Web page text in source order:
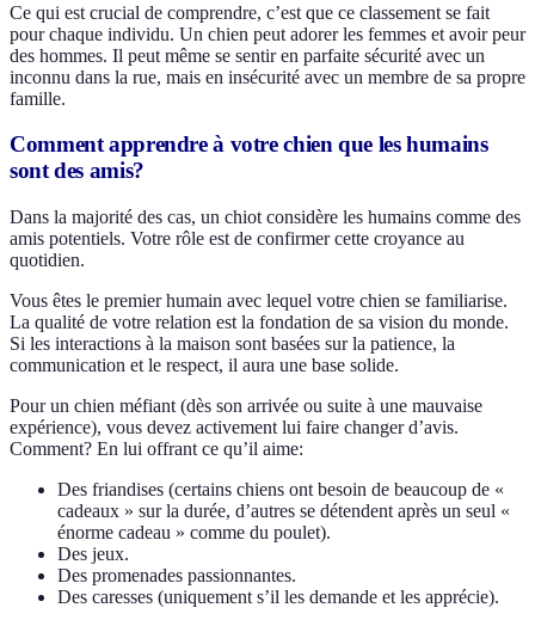
Ce qui est crucial de comprendre, c’est que ce classement se fait
pour chaque individu. Un chien peut adorer les femmes et avoir peur
des hommes. Il peut même se sentir en parfaite sécurité avec un
inconnu dans la rue, mais en insécurité avec un membre de sa propre
famille.
Comment apprendre à votre chien que les humains
sont des amis?
Dans la majorité des cas, un chiot considère les humains comme des
amis potentiels. Votre rôle est de confirmer cette croyance au
quotidien.
Vous êtes le premier humain avec lequel votre chien se familiarise.
La qualité de votre relation est la fondation de sa vision du monde.
Si les interactions à la maison sont basées sur la patience, la
communication et le respect, il aura une base solide.
Pour un chien méfiant (dès son arrivée ou suite à une mauvaise
expérience), vous devez activement lui faire changer d’avis.
Comment? En lui offrant ce qu’il aime:
Des friandises (certains chiens ont besoin de beaucoup de «
cadeaux » sur la durée, d’autres se détendent après un seul «
énorme cadeau » comme du poulet).
Des jeux.
Des promenades passionnantes.
Des caresses (uniquement s’il les demande et les apprécie).